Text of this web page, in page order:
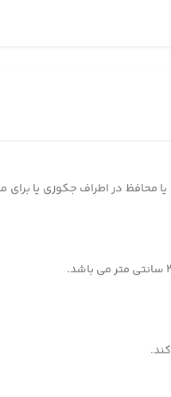
یا ۳۱۶) اشاره دارد که به عنوان یک فریم یا